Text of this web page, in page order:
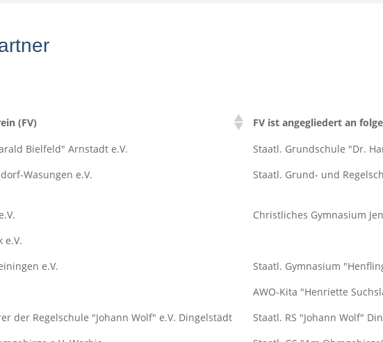
(FV) FV ist angegliedert an
Bielfeld" Arnstadt e.V. Staatl. Grundschule "Dr.
Wasungen e.V.
Staatl. Grund- und
Christliches Gymnasium
e.V.
e.V.
Staatl. Gymnasium
AWO-Kita "Henriette
der Regelschule "Johann Wolf" e.V. Dingelstädt
Staatl. RS "Johann Wolf"